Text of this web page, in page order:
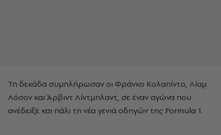
Τη δεκάδα συμπλήρωσαν οι Φράνκο Κολαπίντο, Λίαμ
Λόσον και Άρβιντ Λίντμπλαντ, σε έναν αγώνα που
ανέδειξε και πάλι τη νέα γενιά οδηγών της Formula 1.